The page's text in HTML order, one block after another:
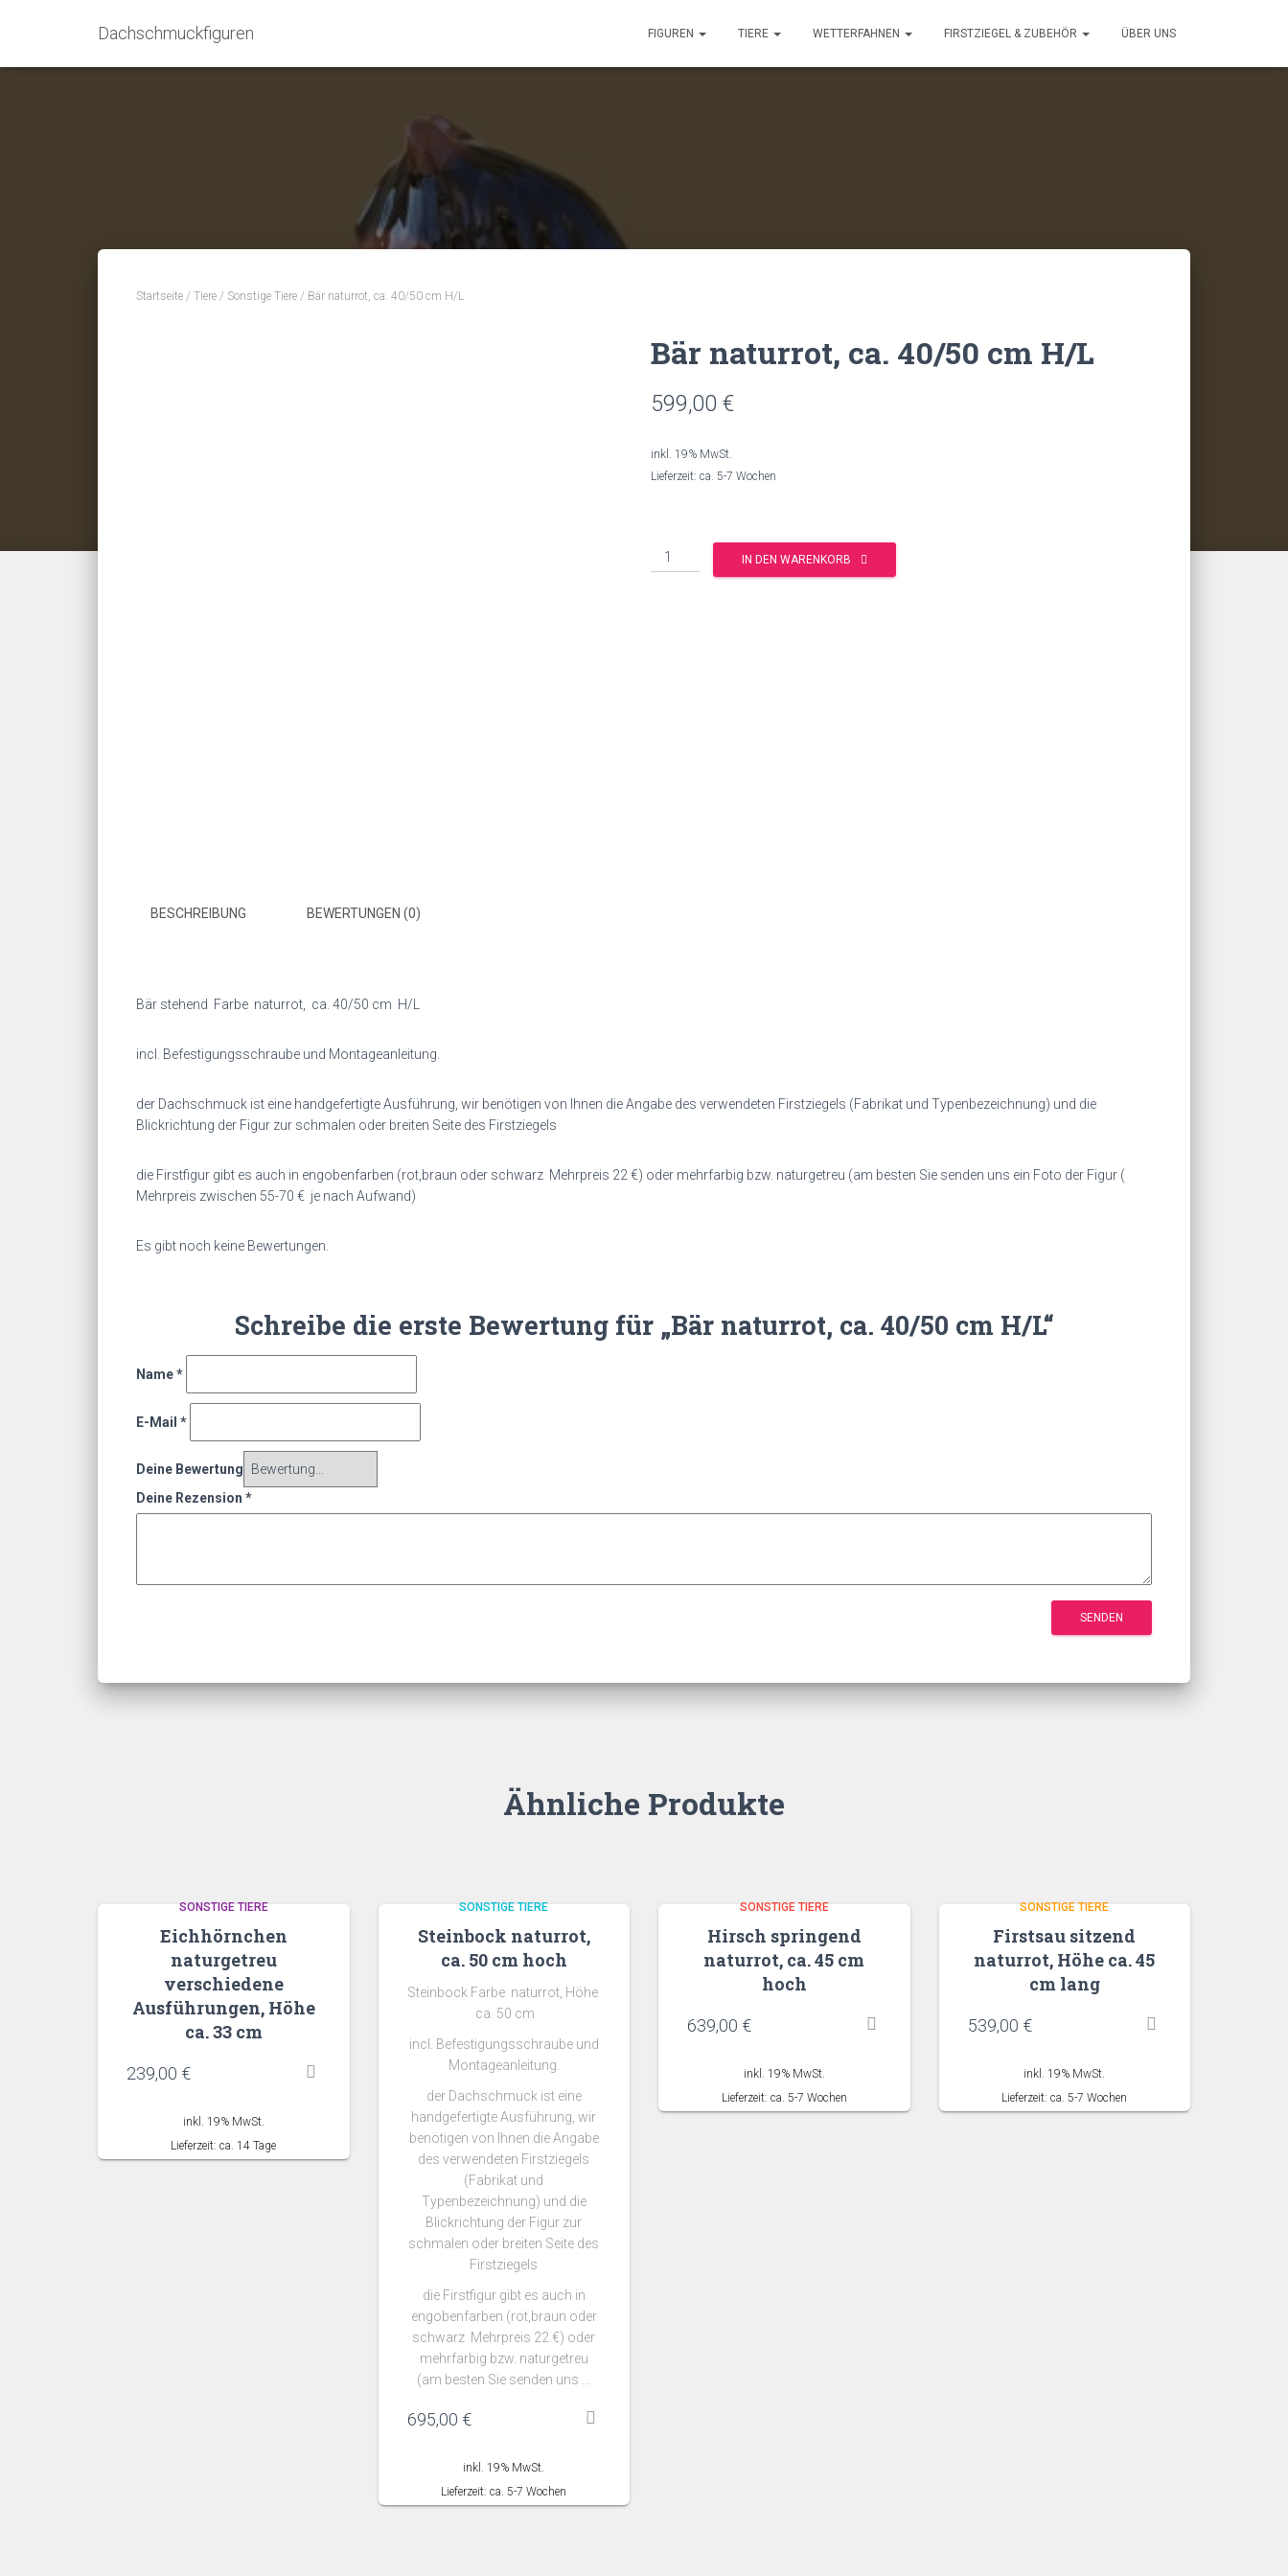
Dachschmuckfiguren FIGUREN TIERE WETTERFAHNEN FIRSTZIEGEL & ZUBEHÖR ÜBER UNS
Startseite / Tiere / Sonstige Tiere / Bär naturrot, ca. 40/50 cm H/L
Bär naturrot, ca. 40/50 cm H/L
599,00 €
inkl. 19% MwSt.
Lieferzeit: ca. 5-7 Wochen
Anzahl IN DEN WARENKORB
BESCHREIBUNG BEWERTUNGEN (0)
Bär stehend Farbe naturrot, ca. 40/50 cm H/L
incl. Befestigungsschraube und Montageanleitung.
der Dachschmuck ist eine handgefertigte Ausführung, wir benötigen von Ihnen die Angabe des verwendeten Firstziegels (Fabrikat und Typenbezeichnung) und die
Blickrichtung der Figur zur schmalen oder breiten Seite des Firstziegels
die Firstfigur gibt es auch in engobenfarben (rot,braun oder schwarz Mehrpreis 22 €) oder mehrfarbig bzw. naturgetreu (am besten Sie senden uns ein Foto der Figur (
Mehrpreis zwischen 55-70 € je nach Aufwand)
Es gibt noch keine Bewertungen.
Schreibe die erste Bewertung für „Bär naturrot, ca. 40/50 cm H/L“
Name*
E-Mail *
Deine Bewertung
Deine Rezension *
Ähnliche Produkte
SONSTIGE TIERE
Eichhörnchen
naturgetreu
verschiedene
Ausführungen, Höhe
ca. 33 cm
239,00 €
inkl. 19% MwSt.
Lieferzeit: ca. 14 Tage
SONSTIGE TIERE
Steinbock naturrot,
ca. 50 cm hoch
Steinbock Farbe naturrot, Höhe
ca. 50 cm
incl. Befestigungsschraube und
Montageanleitung.
der Dachschmuck ist eine
handgefertigte Ausführung, wir
benötigen von Ihnen die Angabe
des verwendeten Firstziegels
(Fabrikat und
Typenbezeichnung) und die
Blickrichtung der Figur zur
schmalen oder breiten Seite des
Firstziegels
die Firstfigur gibt es auch in
engobenfarben (rot,braun oder
schwarz Mehrpreis 22 €) oder
mehrfarbig bzw. naturgetreu
(am besten Sie senden uns …
695,00 €
inkl. 19% MwSt.
Lieferzeit: ca. 5-7 Wochen
SONSTIGE TIERE
Hirsch springend
naturrot, ca. 45 cm
hoch
639,00 €
inkl. 19% MwSt.
Lieferzeit: ca. 5-7 Wochen
SONSTIGE TIERE
Firstsau sitzend
naturrot, Höhe ca. 45
cm lang
539,00 €
inkl. 19% MwSt.
Lieferzeit: ca. 5-7 Wochen